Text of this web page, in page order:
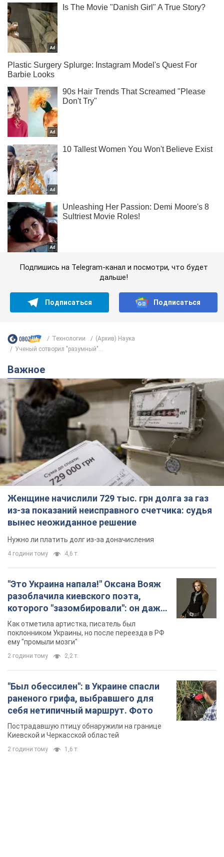
Подпишись на Telegram-канал и посмотри, что будет
дальше!
Подписаться Подписаться
Технологии
(Архив) Наука
Ученый сотворил "разумный"...
Важное
Женщине начислили 729 тыс. грн долга за газ
из-за показаний неисправного счетчика: судья
вынес неожиданное решение
Нужно ли платить долг из-за доначисления
4 години тому 4,6 т.
"Это Украина напала!" Оксана Вояж
разоблачила киевского поэта,
которого "зазомбировали": он даже
русского не знал, а теперь хочет
геноцида украинцев
Как отметила артистка, писатель был
поклонником Украины, но после переезда в РФ
ему "промыли мозги"
2 години тому 2,2 т.
"Был обессилен": в Украине спасли
раненого грифа, выбравшего для
себя нетипичный маршрут. Фото
Пострадавшую птицу обнаружили на границе
Киевской и Черкасской областей
2 години тому 1,6 т.